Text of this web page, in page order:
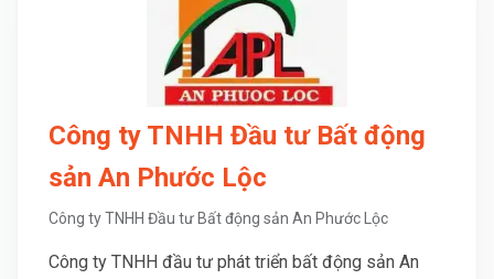
Công ty TNHH Đầu tư Bất động
sản An Phước Lộc
Công ty TNHH Đầu tư Bất động sản An Phước Lộc
Công ty TNHH đầu tư phát triển bất động sản An